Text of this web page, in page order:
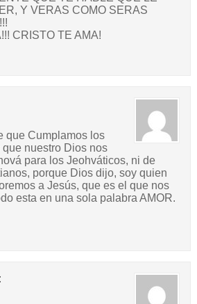
Y VERAS COMO SERAS
CRISTO TE AMA!
que Cumplamos los
nuestro Dios nos
para los Jeohváticos, ni de
porque Dios dijo, soy quien
a Jesús, que es el que nos
esta en una sola palabra AMOR.